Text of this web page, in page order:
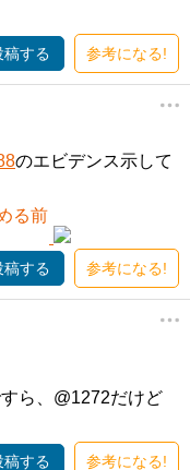
稿する 参考になる!
のエビデンス示して
稿する 参考になる!
ら、@1272だけど
稿する 参考になる!